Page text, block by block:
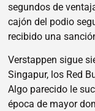
segundos de
cajón del podio
recibido una
Verstappen sigue
Singapur, los Red
Algo parecido le
época de mayor